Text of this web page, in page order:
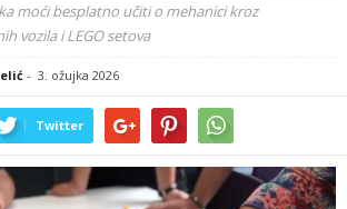
moći besplatno učiti o mehanici kroz
vozila i LEGO setova
- 3. ožujka 2026
Twitter